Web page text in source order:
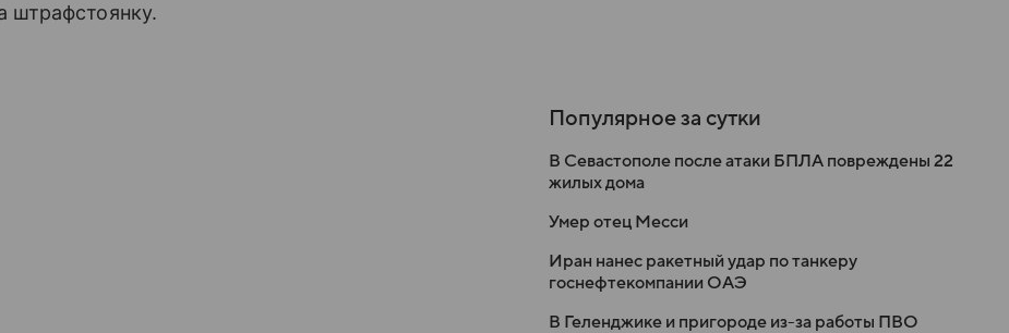
штрафстоянку.
Популярное за сутки
В Севастополе после атаки БПЛА повреждены 22
жилых дома
Умер отец Месси
Иран нанес ракетный удар по танкеру
госнефтекомпании ОАЭ
В Геленджике и пригороде из-за работы ПВО